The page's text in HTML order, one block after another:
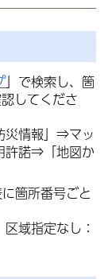
」で検索し、箇
してくださ
災情報」⇒マッ
許諾⇒「地図か
箇所番号ごと
域指定なし：